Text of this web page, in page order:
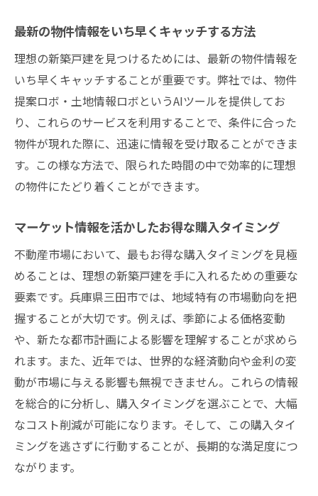
最新の物件情報をいち早くキャッチする方法
理想の新築戸建を見つけるためには、最新の物件情報を
いち早くキャッチすることが重要です。弊社では、物件
提案ロボ・土地情報ロボというAIツールを提供してお
り、これらのサービスを利用することで、条件に合った
物件が現れた際に、迅速に情報を受け取ることができま
す。この様な方法で、限られた時間の中で効率的に理想
の物件にたどり着くことができます。
マーケット情報を活かしたお得な購入タイミング
不動産市場において、最もお得な購入タイミングを見極
めることは、理想の新築戸建を手に入れるための重要な
要素です。兵庫県三田市では、地域特有の市場動向を把
握することが大切です。例えば、季節による価格変動
や、新たな都市計画による影響を理解することが求めら
れます。また、近年では、世界的な経済動向や金利の変
動が市場に与える影響も無視できません。これらの情報
を総合的に分析し、購入タイミングを選ぶことで、大幅
なコスト削減が可能になります。そして、この購入タイ
ミングを逃さずに行動することが、長期的な満足度につ
ながります。